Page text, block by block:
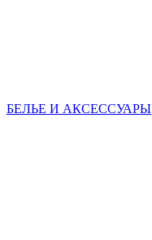
БЕЛЬЕ И АКСЕССУАРЫ